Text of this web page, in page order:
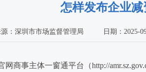
怎样发布企业减
： 深圳市市场监督管理局 日期：2025-
事主体一窗通平台（http://